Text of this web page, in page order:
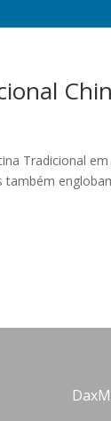
Tradicional
também